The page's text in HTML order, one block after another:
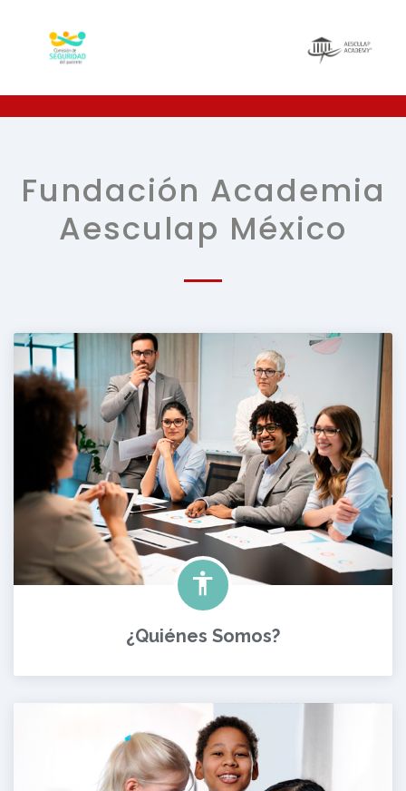
Fundación Academia
Aesculap México
¿Quiénes Somos?